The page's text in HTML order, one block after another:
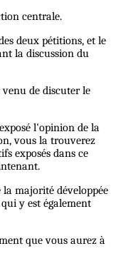
centrale.
deux pétitions, et le
la discussion du
venu de discuter le
l'opinion de la
vous la trouverez
exposés dans ce
majorité développée
y est également
que vous aurez à